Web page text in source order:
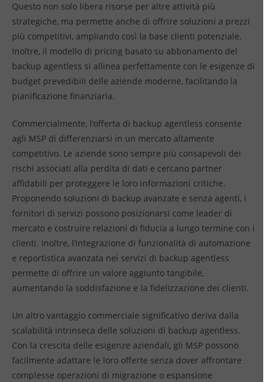
Questo non solo libera risorse per altre attività più
strategiche, ma permette anche di offrire soluzioni a prezzi
più competitivi, ampliando così la base clienti potenziale.
Inoltre, il modello di pricing basato su abbonamento del
backup agentless si allinea perfettamente con le esigenze di
budget prevedibili delle aziende moderne, facilitando la
pianificazione finanziaria.
Commercialmente, l’offerta di backup agentless consente
agli MSP di differenziarsi in un mercato altamente
competitivo. Le aziende sono sempre più consapevoli dei
rischi associati alla perdita di dati e cercano partner
affidabili per proteggere le loro informazioni critiche.
Proponendo soluzioni di backup avanzate e senza agenti, i
fornitori di servizi possono posizionarsi come leader di
mercato e costruire relazioni di fiducia a lungo termine con i
clienti. Inoltre, l’integrazione di funzionalità di automazione
e reportistica avanzata nei servizi di backup agentless
permette di offrire un valore aggiunto tangibile,
aumentando la soddisfazione e la fidelizzazione dei clienti.
Un altro vantaggio commerciale significativo deriva dalla
scalabilità intrinseca delle soluzioni di backup agentless.
Con la crescita delle esigenze aziendali, gli MSP possono
facilmente adattare le loro offerte senza dover affrontare
complesse operazioni di migrazione o espansione